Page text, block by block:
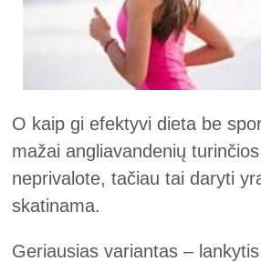
O kaip gi efektyvi dieta be
mažai angliavandenių
neprivalote, tačiau tai daryti
skatinama.
Geriausias variantas –